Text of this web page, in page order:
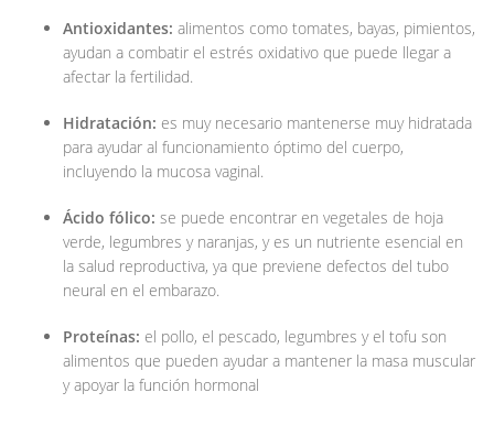
Antioxidantes: alimentos como tomates, bayas, pimientos,
ayudan a combatir el estrés oxidativo que puede llegar a
afectar la fertilidad.
Hidratación: es muy necesario mantenerse muy hidratada
para ayudar al funcionamiento óptimo del cuerpo,
incluyendo la mucosa vaginal.
Ácido fólico: se puede encontrar en vegetales de hoja
verde, legumbres y naranjas, y es un nutriente esencial en
la salud reproductiva, ya que previene defectos del tubo
neural en el embarazo.
Proteínas: el pollo, el pescado, legumbres y el tofu son
alimentos que pueden ayudar a mantener la masa muscular
y apoyar la función hormonal